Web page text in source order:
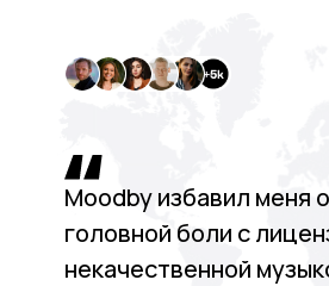
Moodby избавил меня
головной боли с
некачественной